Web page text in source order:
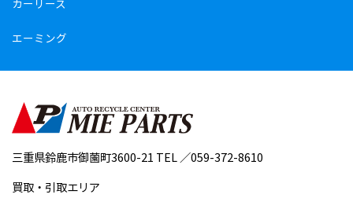
エーミング
三重県鈴鹿市御薗町3600-21 TEL ／059-372-8610
買取・引取エリア